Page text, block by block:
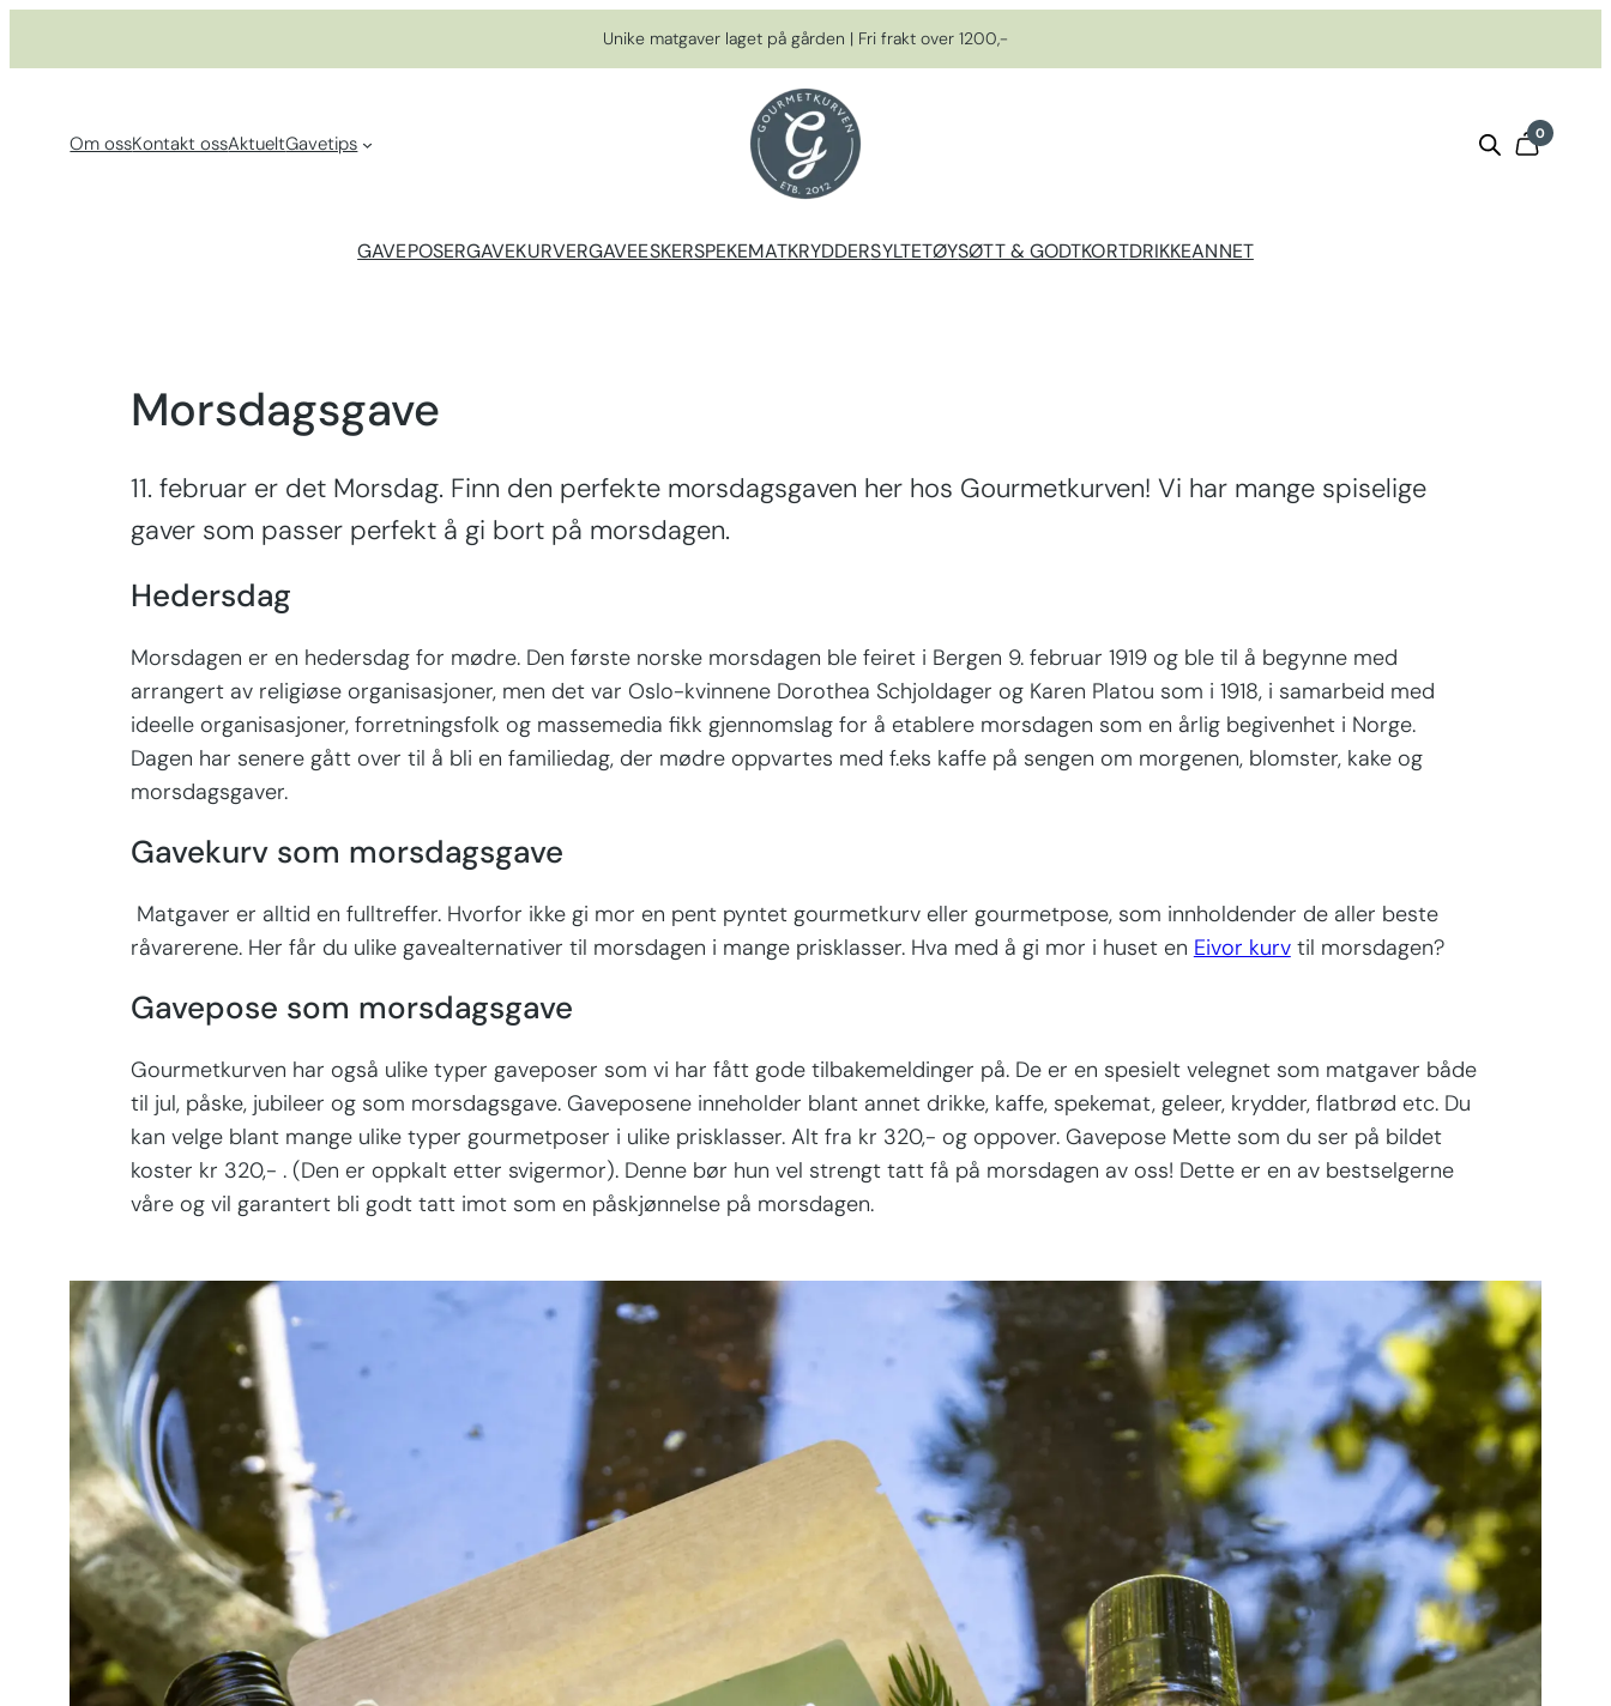
Unike matgaver laget på gården | Fri frakt over 1200,-
Om ossKontakt ossAktueltGavetips 0
GAVEPOSERGAVEKURVERGAVEESKERSPEKEMATKRYDDERSYLTETØYSØTT & GODTKORTDRIKKEANNET
Morsdagsgave
11. februar er det Morsdag. Finn den perfekte morsdagsgaven her hos Gourmetkurven! Vi har mange spiselige
gaver som passer perfekt å gi bort på morsdagen.
Hedersdag
Morsdagen er en hedersdag for mødre. Den første norske morsdagen ble feiret i Bergen 9. februar 1919 og ble til å begynne med
arrangert av religiøse organisasjoner, men det var Oslo-kvinnene Dorothea Schjoldager og Karen Platou som i 1918, i samarbeid med
ideelle organisasjoner, forretningsfolk og massemedia fikk gjennomslag for å etablere morsdagen som en årlig begivenhet i Norge.
Dagen har senere gått over til å bli en familiedag, der mødre oppvartes med f.eks kaffe på sengen om morgenen, blomster, kake og
morsdagsgaver.
Gavekurv som morsdagsgave
Matgaver er alltid en fulltreffer. Hvorfor ikke gi mor en pent pyntet gourmetkurv eller gourmetpose, som innholdender de aller beste
råvarerene. Her får du ulike gavealternativer til morsdagen i mange prisklasser. Hva med å gi mor i huset en Eivor kurvtil morsdagen?
Gavepose som morsdagsgave
Gourmetkurven har også ulike typer gaveposer som vi har fått gode tilbakemeldinger på. De er en spesielt velegnet som matgaver både
til jul, påske, jubileer og som morsdagsgave. Gaveposene inneholder blant annet drikke, kaffe, spekemat, geleer, krydder, flatbrød etc. Du
kan velge blant mange ulike typer gourmetposer i ulike prisklasser. Alt fra kr 320,- og oppover. Gavepose Mette som du ser på bildet
koster kr 320,- . (Den er oppkalt etter svigermor). Denne bør hun vel strengt tatt få på morsdagen av oss! Dette er en av bestselgerne
våre og vil garantert bli godt tatt imot som en påskjønnelse på morsdagen.